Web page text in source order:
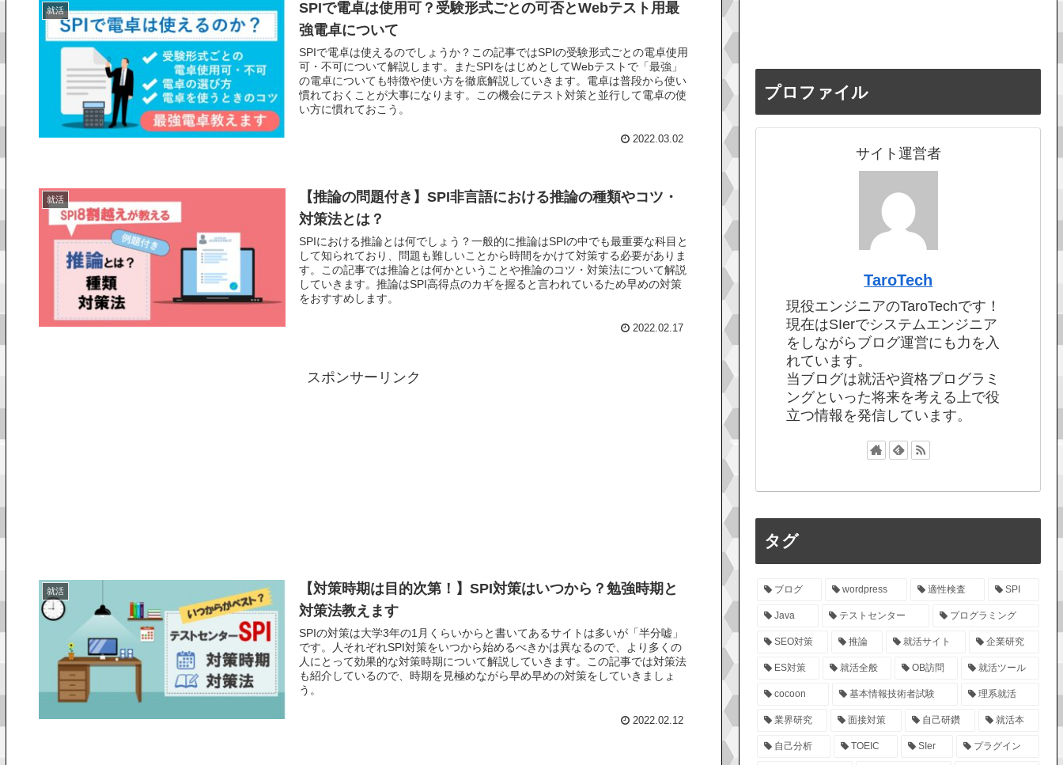
就活
SPIで電卓は使用可？受験形式ごとの可否とWebテスト用最
強電卓について
SPIで電卓は使えるのでしょうか？この記事ではSPIの受験形式ごとの電卓使用
可・不可について解説します。またSPIをはじめとしてWebテストで「最強」
の電卓についても特徴や使い方を徹底解説していきます。電卓は普段から使い
慣れておくことが大事になります。この機会にテスト対策と並行して電卓の使
い方に慣れておこう。
2022.03.02
就活
【推論の問題付き】SPI非言語における推論の種類やコツ・
対策法とは？
SPIにおける推論とは何でしょう？一般的に推論はSPIの中でも最重要な科目と
して知られており、問題も難しいことから時間をかけて対策する必要がありま
す。この記事では推論とは何かということや推論のコツ・対策法について解説
していきます。推論はSPI高得点のカギを握ると言われているため早めの対策
をおすすめします。
2022.02.17
スポンサーリンク
就活
【対策時期は目的次第！】SPI対策はいつから？勉強時期と
対策法教えます
SPIの対策は大学3年の1月くらいからと書いてあるサイトは多いが「半分嘘」
です。人それぞれSPI対策をいつから始めるべきかは異なるので、より多くの
人にとって効果的な対策時期について解説していきます。この記事では対策法
も紹介しているので、時期を見極めながら早め早めの対策をしていきましょ
う。
2022.02.12
プロファイル
サイト運営者
TaroTech
現役エンジニアのTaroTechです！
現在はSIerでシステムエンジニア
をしながらブログ運営にも力を入
れています。
当ブログは就活や資格プログラミ
ングといった将来を考える上で役
立つ情報を発信しています。
タグ
ブログ wordpress 適性検査 SPI
Java テストセンター プログラミング
SEO対策 推論 就活サイト 企業研究
ES対策 就活全般 OB訪問 就活ツール
cocoon 基本情報技術者試験 理系就活
業界研究 面接対策 自己研鑽 就活本
自己分析 TOEIC SIer プラグイン